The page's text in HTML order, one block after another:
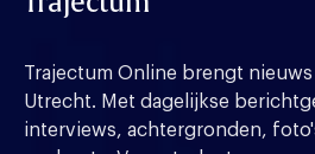
Trajectum Online brengt
Utrecht. Met dagelijkse
interviews, achtergronden,